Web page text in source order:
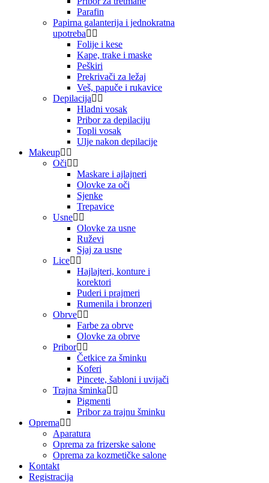
Parafin
Papirna galanterija i jednokratna
upotreba
Folije i kese
Kape, trake i maske
Peškiri
Prekrivači za ležaj
Veš, papuče i rukavice
Depilacija
Hladni vosak
Pribor za depilaciju
Topli vosak
Ulje nakon depilacije
Makeup
Oči
Maskare i ajlajneri
Olovke za oči
Sjenke
Trepavice
Usne
Olovke za usne
Ruževi
Sjaj za usne
Lice
Hajlajteri, konture i
korektori
Puderi i prajmeri
Rumenila i bronzeri
Obrve
Farbe za obrve
Olovke za obrve
Pribor
Četkice za šminku
Koferi
Pincete, šabloni i uvijači
Trajna šminka
Pigmenti
Pribor za trajnu šminku
Oprema
Aparatura
Oprema za frizerske salone
Oprema za kozmetičke salone
Kontakt
Registracija